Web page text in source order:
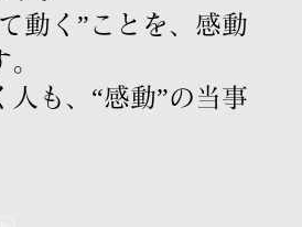
動く”ことを、感動
人も、“感動”の当事